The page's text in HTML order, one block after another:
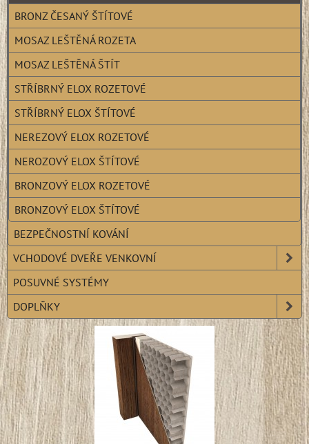
BRONZ ČESANÝ ŠTÍTOVÉ
MOSAZ LEŠTĚNÁ ROZETA
MOSAZ LEŠTĚNÁ ŠTÍT
STŘÍBRNÝ ELOX ROZETOVÉ
STŘÍBRNÝ ELOX ŠTÍTOVÉ
NEREZOVÝ ELOX ROZETOVÉ
NEROZOVÝ ELOX ŠTÍTOVÉ
BRONZOVÝ ELOX ROZETOVÉ
BRONZOVÝ ELOX ŠTÍTOVÉ
BEZPEČNOSTNÍ KOVÁNÍ
VCHODOVÉ DVEŘE VENKOVNÍ
POSUVNÉ SYSTÉMY
DOPLŇKY